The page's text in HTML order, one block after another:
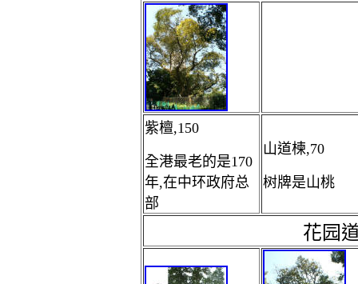
紫檀,150
全港最老的是170
年,在中环政府总
部
山道楝,70
树牌是山桃
花园